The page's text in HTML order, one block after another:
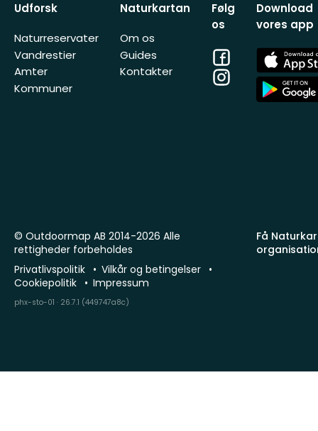
Udforsk
Naturreservater
Vandrestier
Amter
Kommuner
Naturkartan
Om os
Guides
Kontakter
Følg
os
Facebook
Instagram
Download
vores app
App
Store
App
Store
Få
© Outdoormap AB 2014-2026 Alle
rettigheder forbeholdes
Privatlivspolitik
Vilkår og betingelser
Cookiepolitik
Impressum
phx-sto-01 · 26.7.1 (449747a8c)